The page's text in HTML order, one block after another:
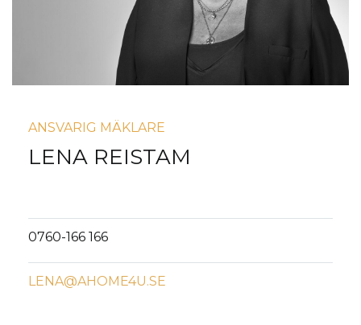
ANSVARIG MÄKLARE
LENA REISTAM
0760-166 166
LENA@AHOME4U.SE